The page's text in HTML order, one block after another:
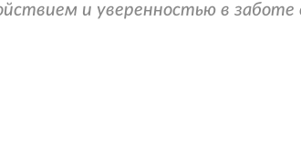
и уверенностью в заботе